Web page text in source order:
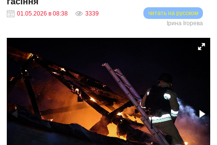
01.05.2026 в 08:38 3339
читать на русском
Ірина Ігорева